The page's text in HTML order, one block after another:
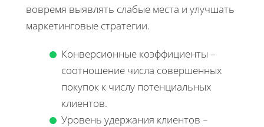
вовремя выявлять слабые места и улучшать
маркетинговые стратегии.
Конверсионные коэффициенты –
соотношение числа совершенных
покупок к числу потенциальных
клиентов.
Уровень удержания клиентов –